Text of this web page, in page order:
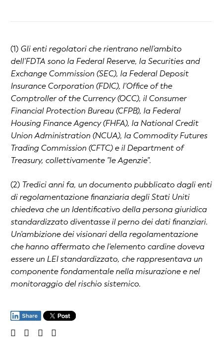
(1) Gli enti regolatori che rientrano nell'ambito
dell'FDTA sono la Federal Reserve, la Securities and
Exchange Commission (SEC), la Federal Deposit
Insurance Corporation (FDIC), l'Office of the
Comptroller of the Currency (OCC), il Consumer
Financial Protection Bureau (CFPB), la Federal
Housing Finance Agency (FHFA), la National Credit
Union Administration (NCUA), la Commodity Futures
Trading Commission (CFTC) e il Department of
Treasury, collettivamente "le Agenzie".
(2) Tredici anni fa, un documento pubblicato dagli enti
di regolamentazione finanziaria degli Stati Uniti
chiedeva che un Identificativo della persona giuridica
standardizzato diventasse il perno dei dati finanziari.
Un'ambizione dei visionari della regolamentazione
che hanno affermato che l'elemento cardine doveva
essere un LEI standardizzato, che rappresentava un
componente fondamentale nella misurazione e nel
monitoraggio del rischio sistemico.